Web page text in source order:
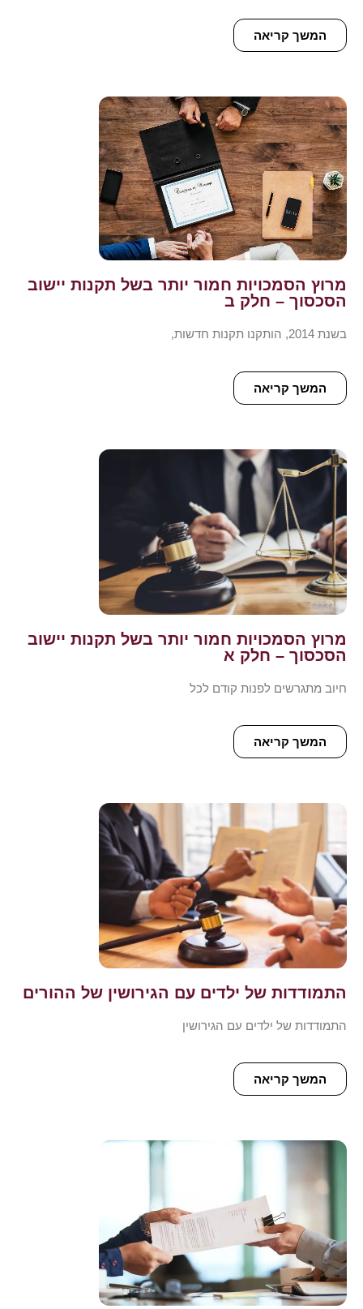
המשך קריאה
מרוץ הסמכויות חמור יותר בשל תקנות יישוב
הסכסוך – חלק ב
בשנת 2014, הותקנו תקנות חדשות,
המשך קריאה
מרוץ הסמכויות חמור יותר בשל תקנות יישוב
הסכסוך – חלק א
חיוב מתגרשים לפנות קודם לכל
המשך קריאה
התמודדות של ילדים עם הגירושין של ההורים
התמודדות של ילדים עם הגירושין
המשך קריאה